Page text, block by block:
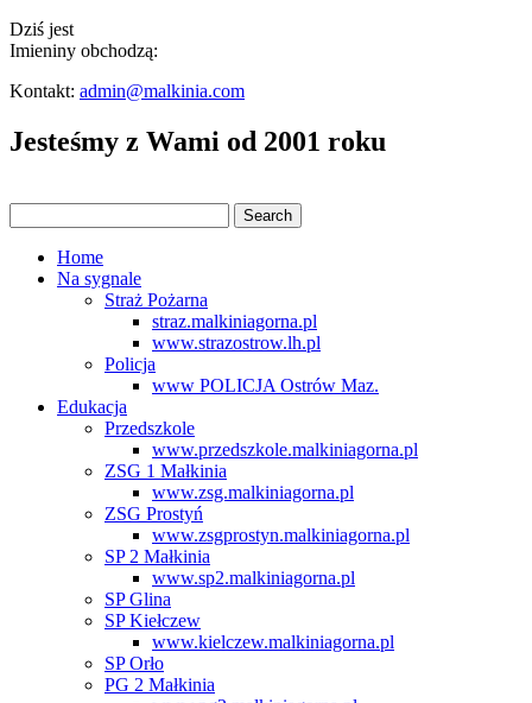
Dziś jest
Imieniny obchodzą:
Kontakt: admin@malkinia.com
Jesteśmy z Wami od 2001 roku
Home
Na sygnale
Straż Pożarna
straz.malkiniagorna.pl
www.strazostrow.lh.pl
Policja
www POLICJA Ostrów Maz.
Edukacja
Przedszkole
www.przedszkole.malkiniagorna.pl
ZSG 1 Małkinia
www.zsg.malkiniagorna.pl
ZSG Prostyń
www.zsgprostyn.malkiniagorna.pl
SP 2 Małkinia
www.sp2.malkiniagorna.pl
SP Glina
SP Kiełczew
www.kielczew.malkiniagorna.pl
SP Orło
PG 2 Małkinia